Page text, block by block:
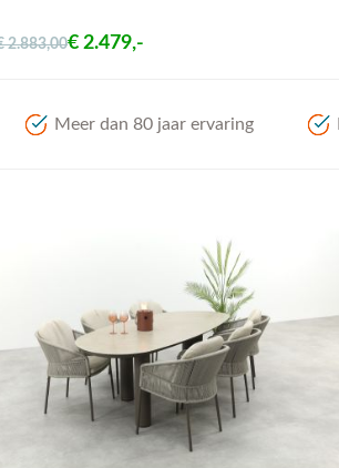
2.883,00€ 2.479,-
Meer dan 80 jaar ervaring